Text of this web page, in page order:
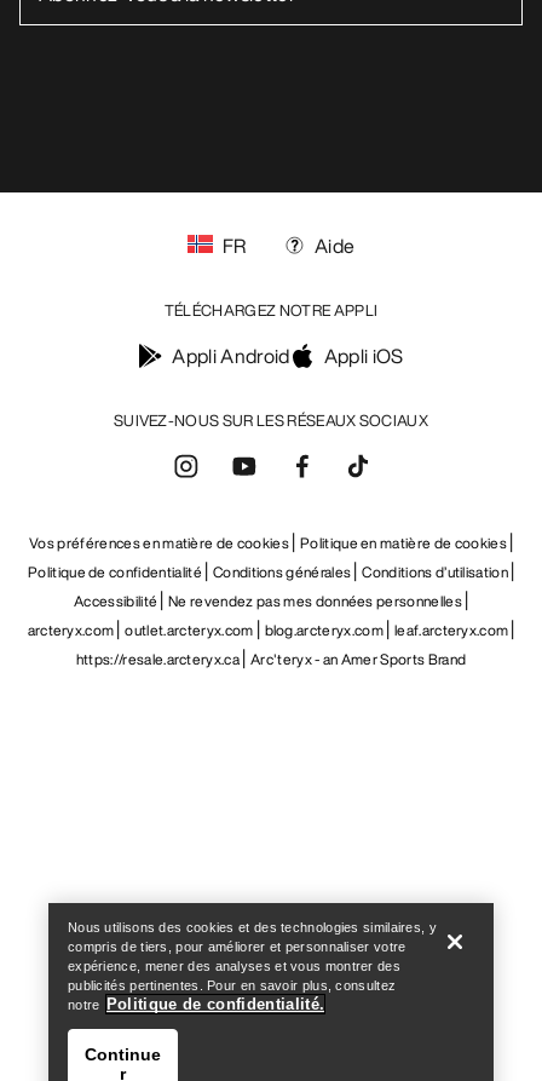
SUIVEZ-NOUS SUR LES RÉSEAUX SOCIAUX
FR Aide
TÉLÉCHARGEZ NOTRE APPLI
Appli Android Appli iOS
Vos préférences en matière de cookies Politique en matière de cookies
Politique de confidentialité Conditions générales Conditions d’utilisation
Accessibilité Ne revendez pas mes données personnelles
arcteryx.com outlet.arcteryx.com blog.arcteryx.com leaf.arcteryx.com
https://resale.arcteryx.ca Arc'teryx - an Amer Sports Brand
Nous utilisons des cookies et des technologies similaires, y
compris de tiers, pour améliorer et personnaliser votre
expérience, mener des analyses et vous montrer des
publicités pertinentes. Pour en savoir plus, consultez
notre
Politique de confidentialité.
Continue
r